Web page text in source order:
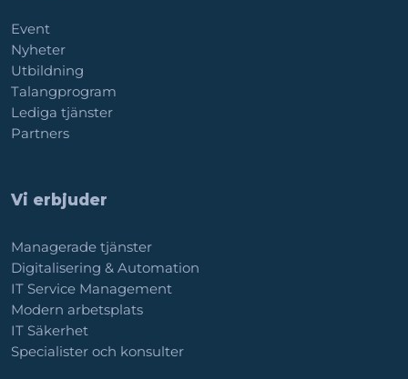
Event
Nyheter
Utbildning
Talangprogram
Lediga tjänster
Partners
Vi erbjuder
Managerade tjänster
Digitalisering & Automation
IT Service Management
Modern arbetsplats
IT Säkerhet
Specialister och konsulter